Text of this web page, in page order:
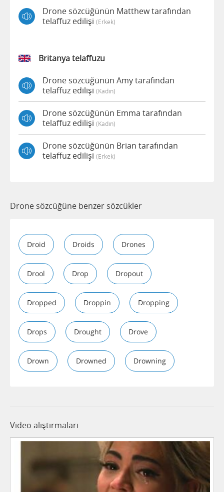
Drone sözcüğünün Matthew tarafından
telaffuz edilişi (erkek)
Britanya telaffuzu
Drone sözcüğünün Amy tarafından
telaffuz edilişi (kadın)
Drone sözcüğünün Emma tarafından
telaffuz edilişi (kadın)
Drone sözcüğünün Brian tarafından
telaffuz edilişi (erkek)
Drone sözcüğüne benzer sözcükler
Droid Droids Drones
Drool Drop Dropout
Dropped Droppin Dropping
Drops Drought Drove
Drown Drowned Drowning
Video alıştırmaları